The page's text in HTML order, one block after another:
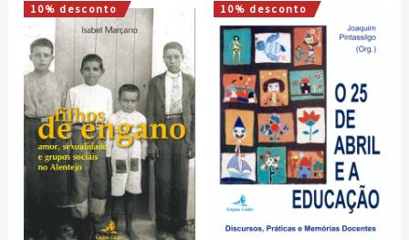
10% desconto
O
preço
original
era:
15,00 €.
O
preço
atual
13,50 €.
10% desconto
O
preço
original
era:
14,00 €.
O
preço
atual
é:
12,60 €.